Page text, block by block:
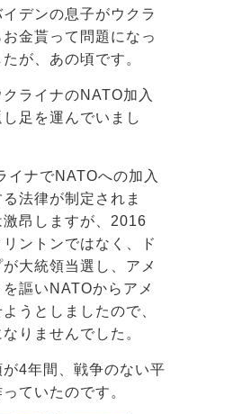
デンの息子がウクラ
金貰って問題になっ
が、あの頃です。
ライナのNATO加入
足を運んでいまし
イナでNATOへの加入
法律が制定されま
昂しますが、2016
ントンではなく、ド
大統領当選し、アメ
謳いNATOからアメ
うとしましたので、
りませんでした。
が4年間、戦争のない平
ていたのです。